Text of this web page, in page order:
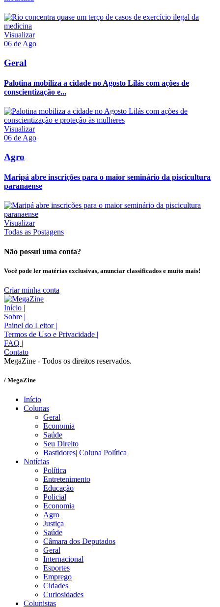
Visualizar
06 de Ago
Geral
Palotina mobiliza a cidade no Agosto Lilás com ações de
conscientização e...
Visualizar
06 de Ago
Agro
Maripá abre inscrições para o maior seminário da piscicultura
paranaense
Visualizar
Todas as Postagens
Não possui uma conta?
Você pode ler matérias exclusivas, anunciar classificados e muito mais!
Criar minha conta
Início |
Sobre |
Painel do Leitor |
Termos de Uso e Privacidade |
FAQ |
Contato
MegaZine - Todos os direitos reservados.
/ MegaZine
Início
Colunas
Geral
Economia
Saúde
Seu Direito
Bastidores| Coluna Política
Notícias
Política
Entretenimento
Educação
Policial
Economia
Agro
Justiça
Saúde
Câmara dos Deputados
Geral
Internacional
Esportes
Emprego
Cidades
Curiosidades
Colunistas